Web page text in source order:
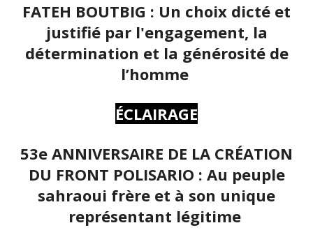
FATEH BOUTBIG : Un choix dicté et
justifié par l'engagement, la
détermination et la générosité de
l’homme
ÉCLAIRAGE
53e ANNIVERSAIRE DE LA CRÉATION
DU FRONT POLISARIO : Au peuple
sahraoui frère et à son unique
représentant légitime